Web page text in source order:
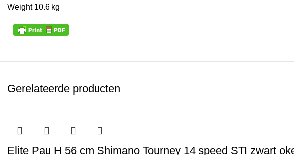
Weight 10.6 kg
Gerelateerde producten
Elite Pau H 56 cm Shimano Tourney 14 speed STI zwart